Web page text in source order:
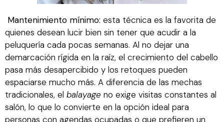
Mantenimiento mínimo: esta técnica es la favorita de
quienes desean lucir bien sin tener que acudir a la
peluquería cada pocas semanas. Al no dejar una
demarcación rígida en la raíz, el crecimiento del cabello
pasa más desapercibido y los retoques pueden
espaciarse mucho más. A diferencia de las mechas
tradicionales, el balayage no exige visitas constantes al
salón, lo que lo convierte en la opción ideal para
personas con agendas ocupadas o que prefieren un